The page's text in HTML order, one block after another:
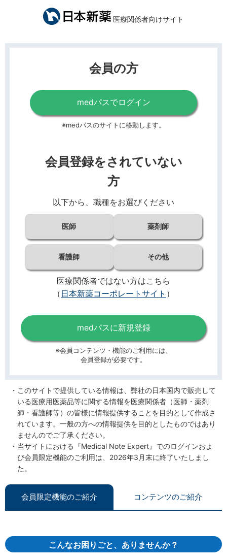
医療関係者向けサイト
会員の方
medパスでログイン
※medパスのサイトに移動します。
会員登録をされていない
方
以下から、職種をお選びください
医師 薬剤師
看護師 その他
医療関係者ではない方はこちら
（ 日本新薬コーポレートサイト ）
medパスに新規登録
※会員コンテンツ・機能のご利用には、
会員登録が必要です。
このサイトで提供している情報は、弊社の日本国内で販売して
いる医療用医薬品等に関する情報を医療関係者（医師・薬剤
師・看護師等）の皆様に情報提供することを目的として作成さ
れています。一般の方への情報提供を目的としたものではあり
ませんのでご了承ください。
当サイトにおける『Medical Note Expert』でのログインおよ
び会員限定機能のご利用は、2026年3月末に終了いたしまし
た。
会員限定機能のご紹介 コンテンツのご紹介
こんなお困りごと、ありませんか？